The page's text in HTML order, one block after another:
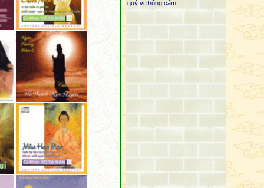
Sống tịch tịnh ở đời.
quý vị thông cảm.